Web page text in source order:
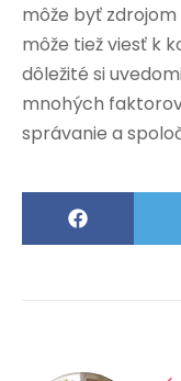
môže byť
môže tiež viesť k
dôležité si
mnohých
správanie a